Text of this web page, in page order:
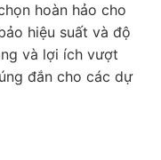
hoàn hảo cho
hiệu suất và độ
và lợi ích vượt
đắn cho các dự